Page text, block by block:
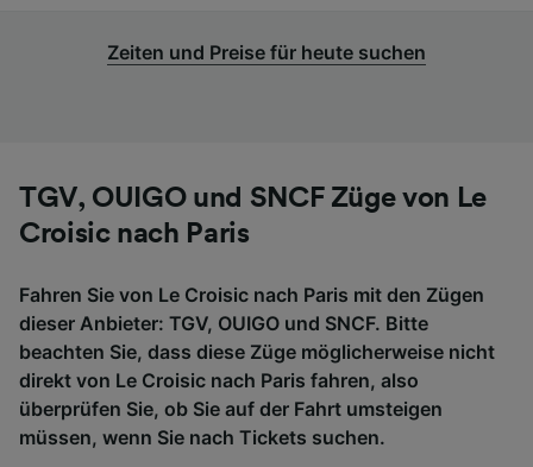
Zeiten und Preise für heute suchen
TGV, OUIGO und SNCF Züge von Le
Croisic nach Paris
Fahren Sie von Le Croisic nach Paris mit den Zügen
dieser Anbieter: TGV, OUIGO und SNCF. Bitte
beachten Sie, dass diese Züge möglicherweise nicht
direkt von Le Croisic nach Paris fahren, also
überprüfen Sie, ob Sie auf der Fahrt umsteigen
müssen, wenn Sie nach Tickets suchen.